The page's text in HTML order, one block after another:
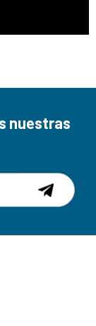
nuestras